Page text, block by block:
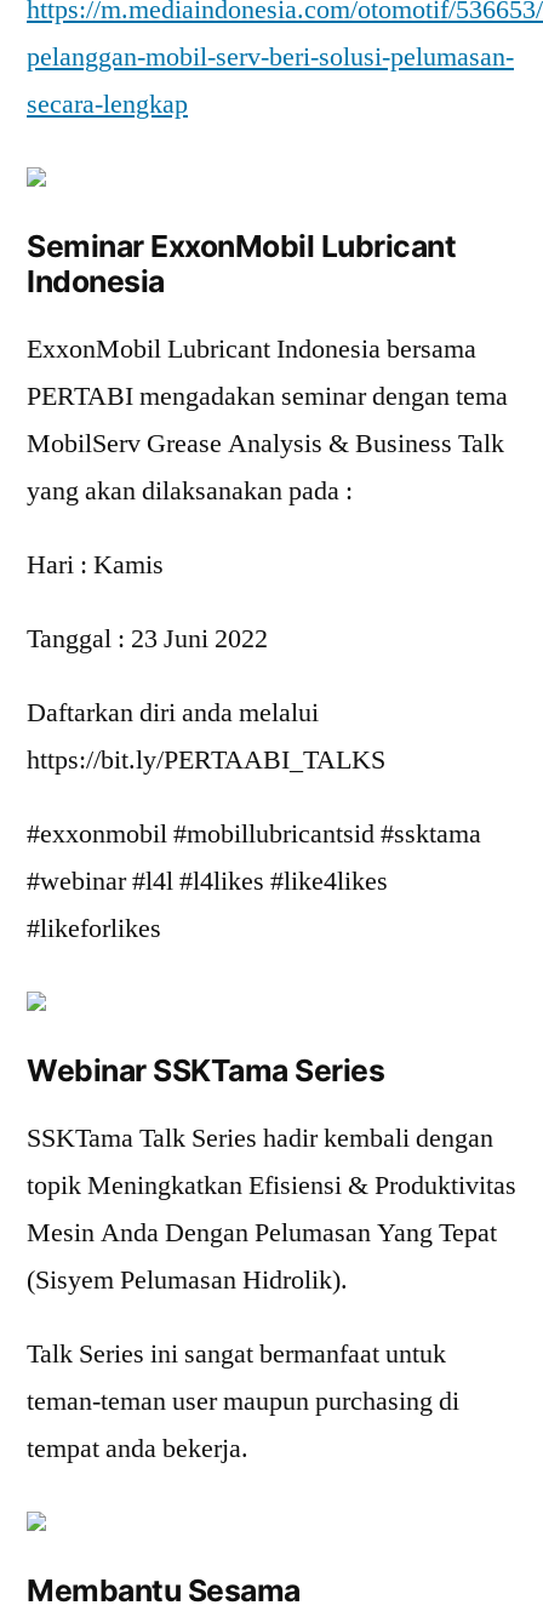
https://m.mediaindonesia.com/otomotif/
pelanggan-mobil-serv-beri-solusi-pelumasan-
secara-lengkap
Seminar ExxonMobil Lubricant
Indonesia
ExxonMobil Lubricant Indonesia bersama
PERTABI mengadakan seminar dengan tema
MobilServ Grease Analysis & Business Talk
yang akan dilaksanakan pada :
Hari : Kamis
Tanggal : 23 Juni 2022
Daftarkan diri anda melalui
https://bit.ly/PERTAABI_TALKS
#exxonmobil #mobillubricantsid #ssktama
#webinar #l4l #l4likes #like4likes
#likeforlikes
Webinar SSKTama Series
SSKTama Talk Series hadir kembali dengan
topik Meningkatkan Efisiensi & Produktivitas
Mesin Anda Dengan Pelumasan Yang Tepat
(Sisyem Pelumasan Hidrolik).
Talk Series ini sangat bermanfaat untuk
teman-teman user maupun purchasing di
tempat anda bekerja.
Membantu Sesama